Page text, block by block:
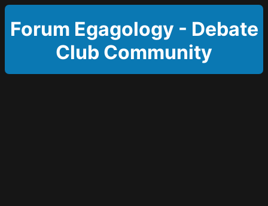
Forum Egagology - Debate
Club Community